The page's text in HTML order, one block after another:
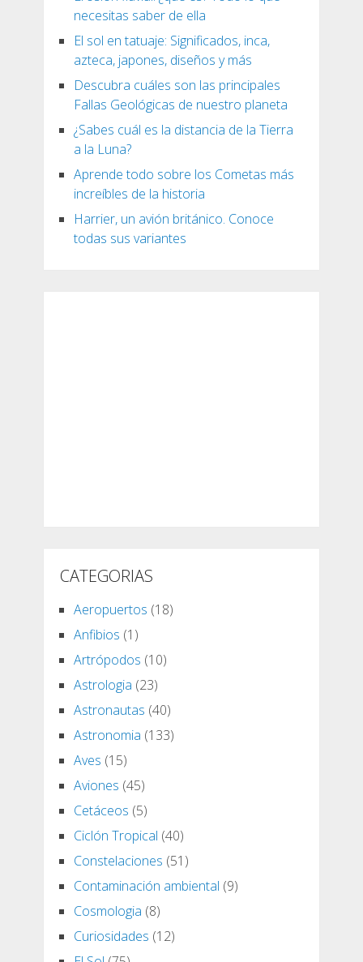
necesitas saber de ella
El sol en tatuaje: Significados, inca,
azteca, japones, diseños y más
Descubra cuáles son las principales
Fallas Geológicas de nuestro planeta
¿Sabes cuál es la distancia de la Tierra
a la Luna?
Aprende todo sobre los Cometas más
increíbles de la historia
Harrier, un avión británico. Conoce
todas sus variantes
CATEGORIAS
Aeropuertos (18)
Anfibios (1)
Artrópodos (10)
Astrologia (23)
Astronautas (40)
Astronomia (133)
Aves (15)
Aviones (45)
Cetáceos (5)
Ciclón Tropical (40)
Constelaciones (51)
Contaminación ambiental (9)
Cosmologia (8)
Curiosidades (12)